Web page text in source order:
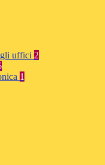
uffici 2
1